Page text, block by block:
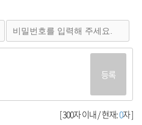
등록
[ 300자 이내 / 현재:0자 ]